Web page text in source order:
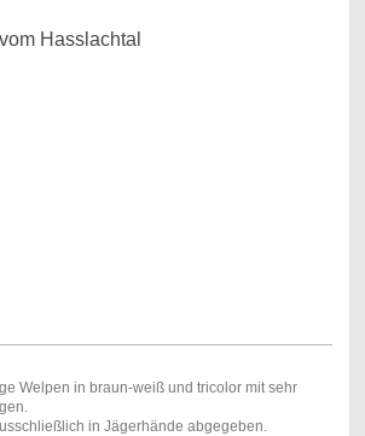
Hasslachtal
Welpen in braun-weiß und tricolor mit sehr
in Jägerhände abgegeben.